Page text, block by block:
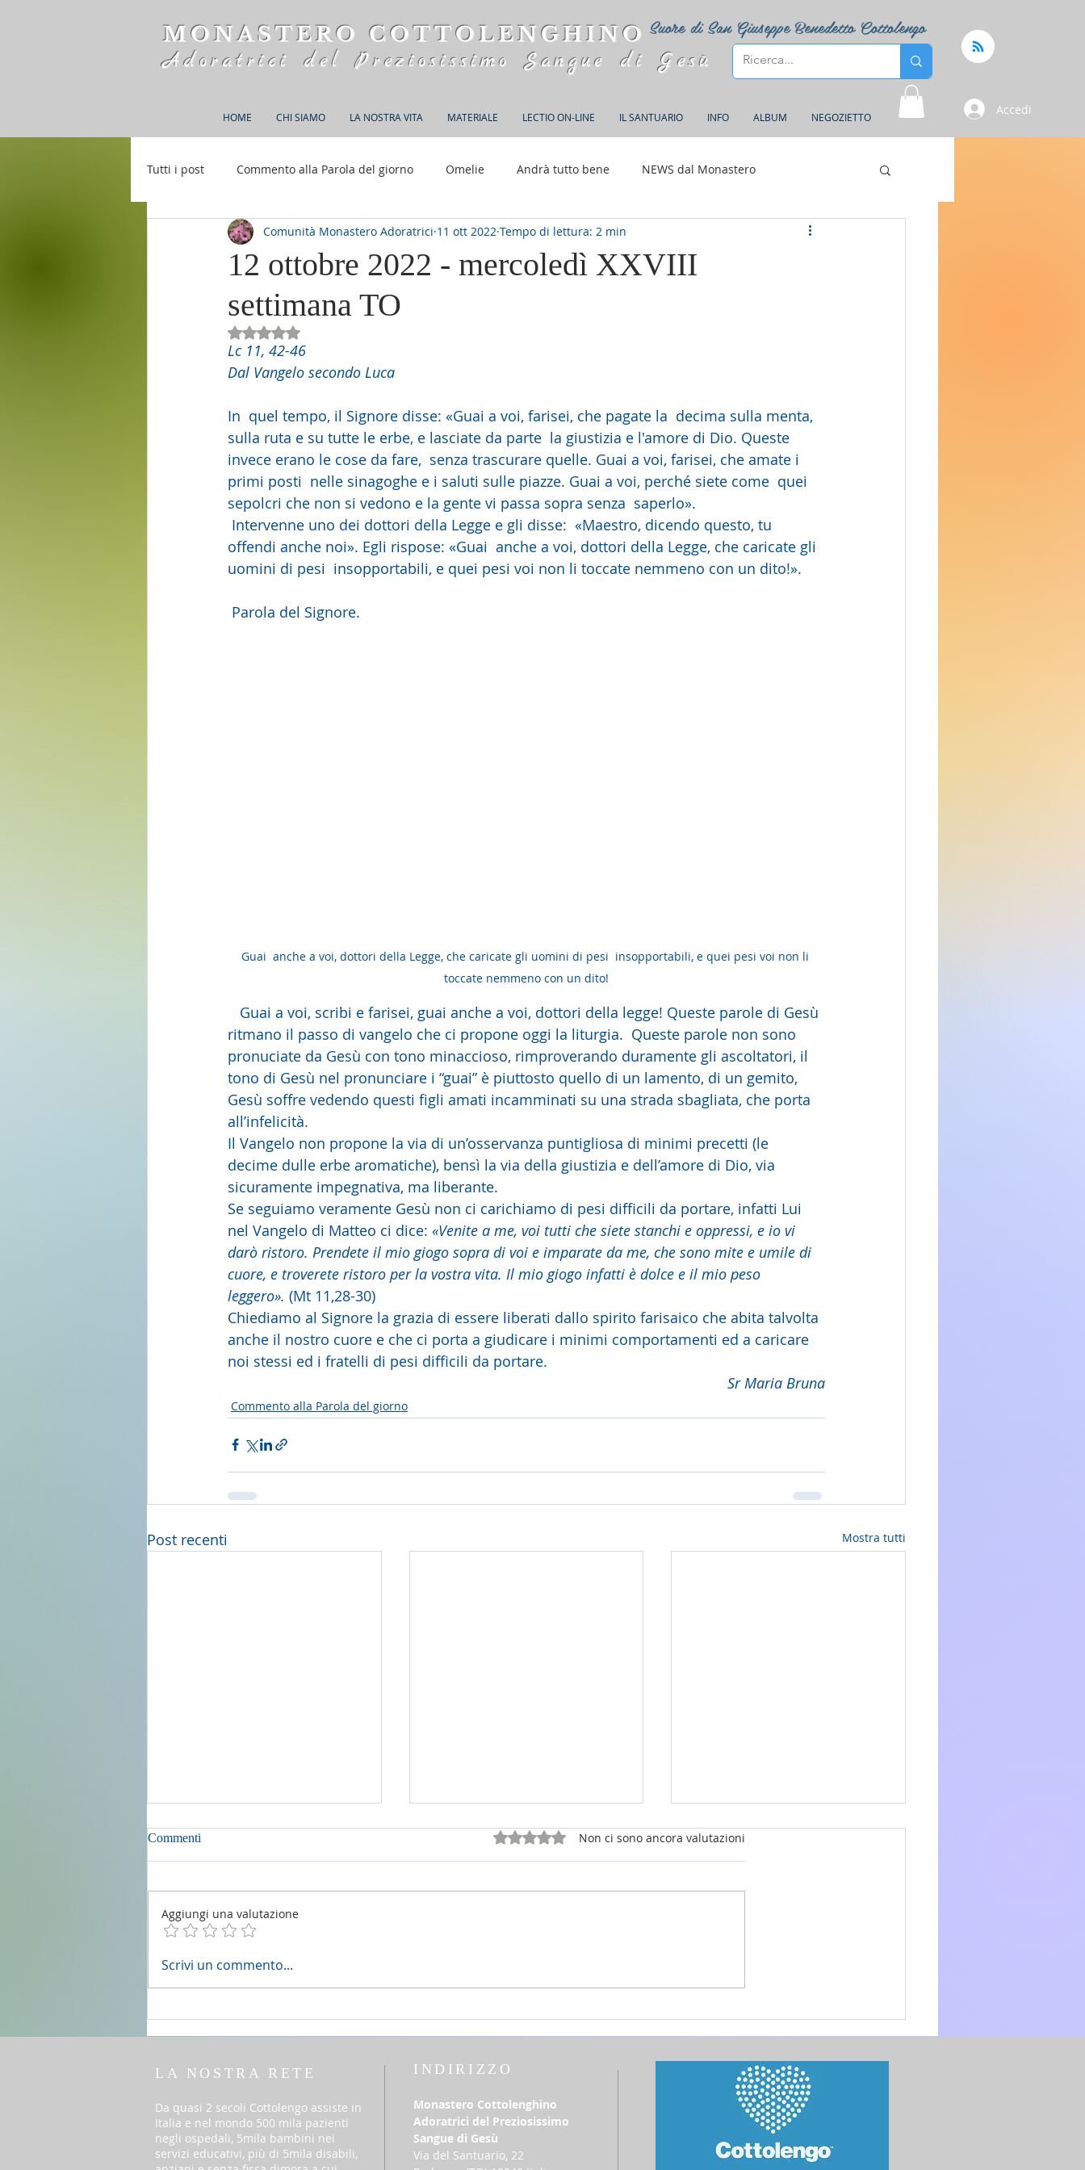
Suore di San Giuseppe Benedetto Cottolengo
MONASTERO COTTOLENGHINO
Adoratrici del Preziosissimo Sangue di Gesù
HOME CHI SIAMO LA NOSTRA VITA MATERIALE LECTIO ON-LINE IL SANTUARIO INFO ALBUM NEGOZIETTO
Accedi
Tutti i post Commento alla Parola del giorno Omelie Andrà tutto bene NEWS dal Monastero
Rifugio S. M. della Bellezza 150 anni di Adorazione
12 ottobre 2022 - mercoledì XXVIII
settimana TO
Comunità Monastero Adoratrici 11 ott 2022 Tempo di lettura: 2 min
Valutazione NaN stelle su 5.
Lc 11, 42-46
Dal Vangelo secondo Luca
In  quel tempo, il Signore disse: «Guai a voi, farisei, che pagate la  decima sulla menta,
sulla ruta e su tutte le erbe, e lasciate da parte  la giustizia e l'amore di Dio. Queste
invece erano le cose da fare,  senza trascurare quelle. Guai a voi, farisei, che amate i
primi posti  nelle sinagoghe e i saluti sulle piazze. Guai a voi, perché siete come  quei
sepolcri che non si vedono e la gente vi passa sopra senza  saperlo».
offendi anche noi». Egli rispose: «Guai  anche a voi, dottori della Legge, che caricate gli
uomini di pesi  insopportabili, e quei pesi voi non li toccate nemmeno con un dito!».
Parola del Signore.
Guai  anche a voi, dottori della Legge, che caricate gli uomini di pesi  insopportabili, e quei pesi voi non li
toccate nemmeno con un dito!
ritmano il passo di vangelo che ci propone oggi la liturgia.  Queste parole non sono
pronuciate da Gesù con tono minaccioso, rimproverando duramente gli ascoltatori, il
tono di Gesù nel pronunciare i “guai” è piuttosto quello di un lamento, di un gemito,
Gesù soffre vedendo questi figli amati incamminati su una strada sbagliata, che porta
all’infelicità.
Il Vangelo non propone la via di un’osservanza puntigliosa di minimi precetti (le
decime dulle erbe aromatiche), bensì la via della giustizia e dell’amore di Dio, via
sicuramente impegnativa, ma liberante.
Se seguiamo veramente Gesù non ci carichiamo di pesi difficili da portare, infatti Lui
nel Vangelo di Matteo ci dice: «Venite a me, voi tutti che siete stanchi e oppressi, e io vi
darò ristoro. Prendete il mio giogo sopra di voi e imparate da me, che sono mite e umile di
cuore, e troverete ristoro per la vostra vita. Il mio giogo infatti è dolce e il mio peso
leggero». (Mt 11,28-30)
Chiediamo al Signore la grazia di essere liberati dallo spirito farisaico che abita talvolta
anche il nostro cuore e che ci porta a giudicare i minimi comportamenti ed a caricare
noi stessi ed i fratelli di pesi difficili da portare.
Sr Maria Bruna
Commento alla Parola del giorno
Post recenti Mostra tutti
2 agosto 2026 - 18a Domenica
Commenti Valutazione 0 stelle su 5.Non ci sono ancora valutazioni
Aggiungi una valutazione
Scrivi un commento...
LA NOSTRA RETE
Da quasi 2 secoli Cottolengo assiste in
Italia e nel mondo 500 mila pazienti
negli ospedali, 5mila bambini nei
servizi educativi, più di 5mila disabili,
INDIRIZZO
Monastero Cottolenghino
Adoratrici del Preziosissimo
Sangue di Gesù
Via del Santuario, 22